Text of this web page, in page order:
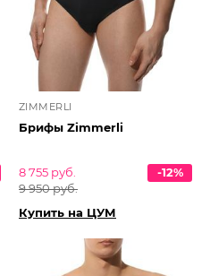
ZIMMERLI
Брифы Zimmerli
8 755 руб.
9 950 руб.
-12%
Купить на ЦУМ